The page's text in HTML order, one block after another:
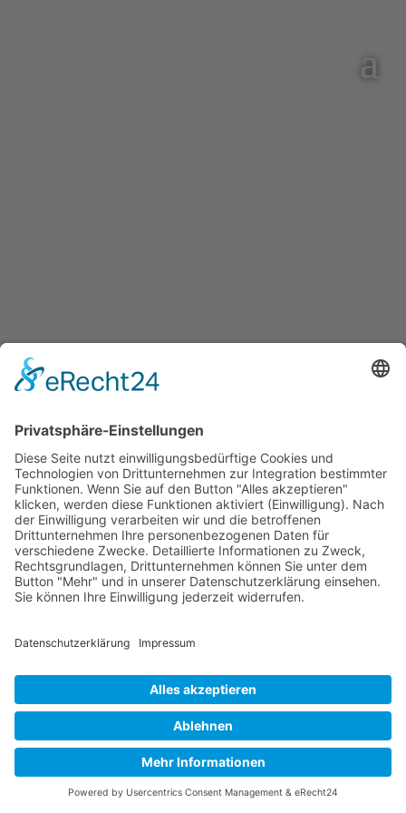
HORTANMELDUNG DOKUMENTE
Dokumente downloaden.
Download:Anmeldeformular hier klicken!
Impressum|Datenschutz|Kontakt